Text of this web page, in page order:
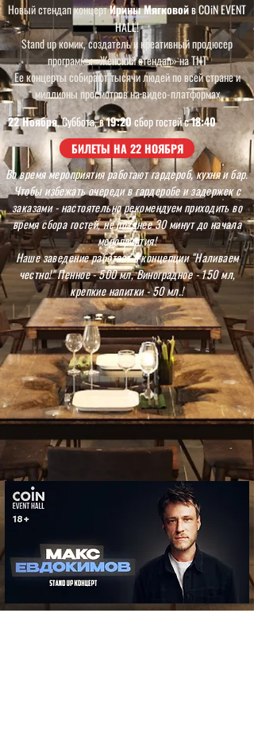
Новый стендап концертИрины Мягковойв COiN EVENT
HALL!
Stand up комик, создатель и креативный продюсер
программы «Женский стендап» на ТНТ
Ее концерты собирают тысячи людей по всей стране и
миллионы просмотров на видео-платформах
22 Ноября, Суббота, в19:20сбор гостей с18:40
БИЛЕТЫ НА 22 НОЯБРЯ
Во время мероприятия работают гардероб, кухня и бар.
Чтобы избежать очереди в гардеробе и задержек с
заказами - настоятельно рекомендуем приходить во
время сбора гостей, не позднее 30 минут до начала
мероприятия!
Наше заведение работает в концепции "Наливаем
честно!" Пенное - 500 мл, Виноградное - 150 мл,
крепкие напитки - 50 мл.!